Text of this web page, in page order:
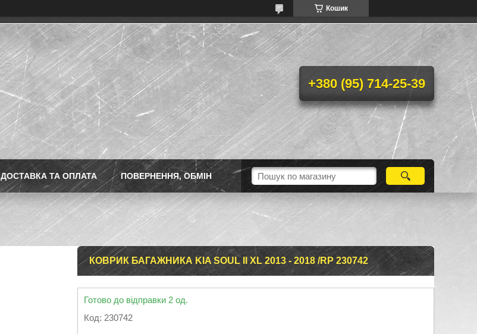
Кошик
+380 (95) 714-25-39
ДОСТАВКА ТА ОПЛАТА ПОВЕРНЕННЯ, ОБМІН
КОВРИК БАГАЖНИКА KIA SOUL II XL 2013 - 2018 /RP 230742
Готово до відправки 2 од.
Код: 230742